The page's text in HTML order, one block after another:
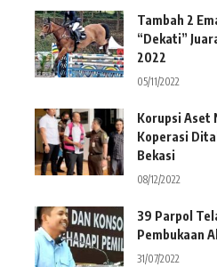
Tambah 2
“Dekati”
2022
05/11/2022
Korupsi Aset
Koperasi
Bekasi
08/12/2022
39 Parpol
Pembukaan
31/07/2022